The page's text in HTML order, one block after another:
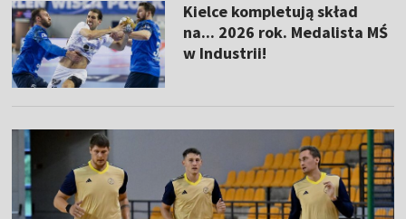
Kielce kompletują skład
na... 2026 rok. Medalista MŚ
w Industrii!